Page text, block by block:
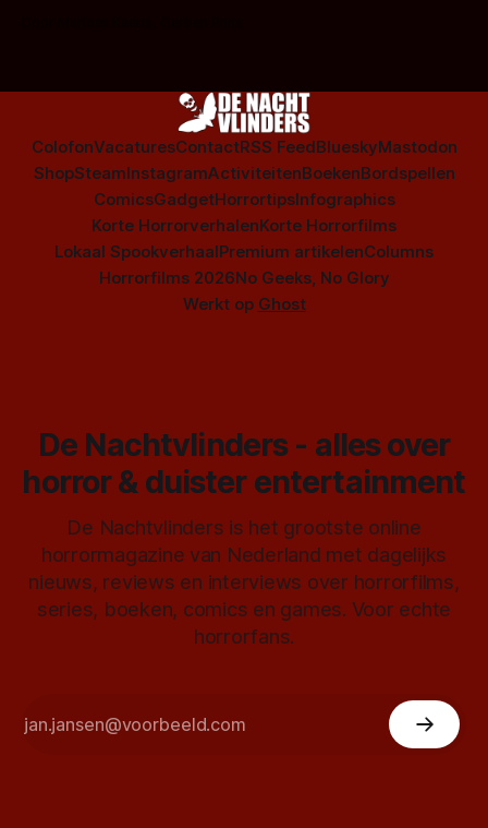
ColofonVacaturesContactRSS FeedBlueskyMastodon
ShopSteamInstagramActiviteitenBoekenBordspellen
ComicsGadgetHorrortipsInfographics
Korte HorrorverhalenKorte Horrorfilms
Lokaal SpookverhaalPremium artikelenColumns
Horrorfilms 2026No Geeks, No Glory
Werkt op Ghost
De Nachtvlinders - alles over
horror & duister entertainment
De Nachtvlinders is het grootste online
horrormagazine van Nederland met dagelijks
nieuws, reviews en interviews over horrorfilms,
series, boeken, comics en games. Voor echte
horrorfans.